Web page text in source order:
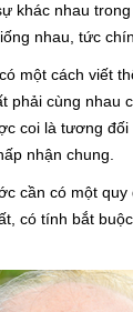
khác nhau
nhau, tức
một cách viết
phải cùng nhau
coi là tương
nhận chung.
cần có một
có tính bắt